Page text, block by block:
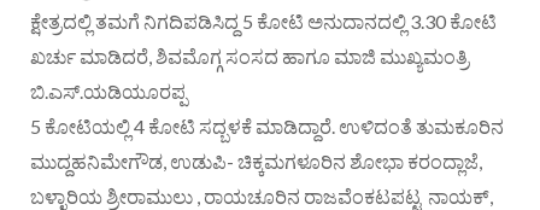
ಕ್ಷೇತ್ರದಲ್ಲಿ ತಮಗೆ ನಿಗದಿಪಡಿಸಿದ್ದ 5 ಕೋಟಿ ಅನುದಾನದಲ್ಲಿ 3.30 ಕೋಟಿ
ಖರ್ಚು ಮಾಡಿದರೆ, ಶಿವಮೊಗ್ಗ ಸಂಸದ ಹಾಗೂ ಮಾಜಿ ಮುಖ್ಯಮಂತ್ರಿ
ಬಿ.ಎಸ್.ಯಡಿಯೂರಪ್ಪ
5 ಕೋಟಿಯಲ್ಲಿ 4 ಕೋಟಿ ಸದ್ಬಳಕೆ ಮಾಡಿದ್ದಾರೆ. ಉಳಿದಂತೆ ತುಮಕೂರಿನ
ಮುದ್ದಹನಿಮೇಗೌಡ, ಉಡುಪಿ- ಚಿಕ್ಕಮಗಳೂರಿನ ಶೋಭಾ ಕರಂದ್ಲಾಜೆ,
ಬಳ್ಳಾರಿಯ ಶ್ರೀರಾಮುಲು , ರಾಯಚೂರಿನ ರಾಜವೆಂಕಟಪಟ್ಟ ನಾಯಕ್,